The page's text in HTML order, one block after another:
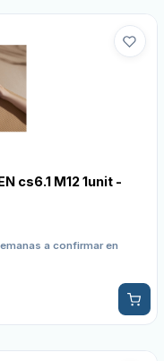
cs6.1 M12 1unit -
a confirmar en